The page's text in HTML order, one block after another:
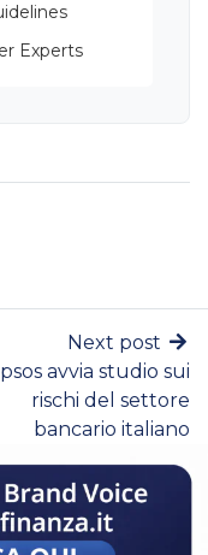
Experts
Next post
Ipsos avvia studio sui
rischi del settore
bancario italiano